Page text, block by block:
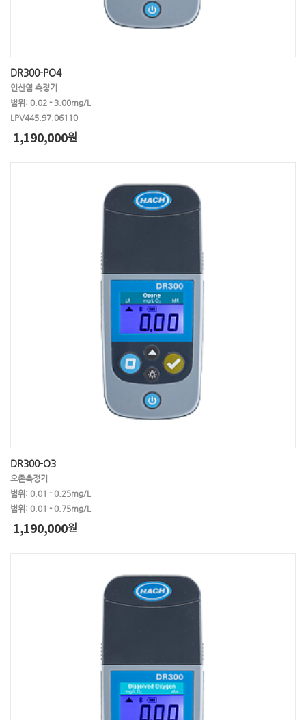
DR300-PO4
인산염 측정기
범위: 0.02 - 3.00mg/L
LPV445.97.06110
1,190,000원
DR300-O3
오존측정기
범위: 0.01 - 0.25mg/L
범위: 0.01 - 0.75mg/L
1,190,000원